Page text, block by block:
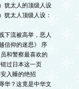
犹太人的顶级人设
犹太人顶级人设：
下流被高举，恶人
信仰的迷思》 序
和警察最喜欢的
过日本这一页
入睡的绝招
华？这竟是中华文